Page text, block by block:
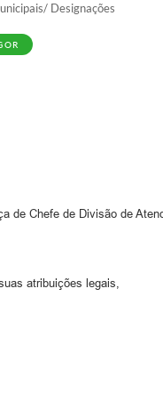
Designações
de Chefe de Divisão de
atribuições legais,